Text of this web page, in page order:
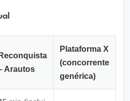
Reconquista
Arautos
Plataforma X
(concorrente
genérica)